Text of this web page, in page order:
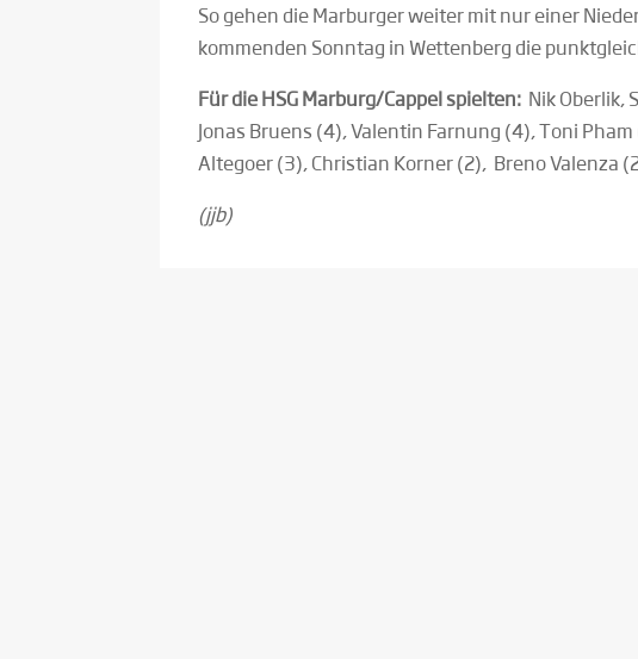
So gehen die Marburger weiter mit nur einer
kommenden Sonntag in Wettenberg die
Für die HSG Marburg/Cappel spielten: Nik Oberlik,
Jonas Bruens (4), Valentin Farnung (4), Toni
Altegoer (3), Christian Korner (2), Breno Valenza
(jjb)